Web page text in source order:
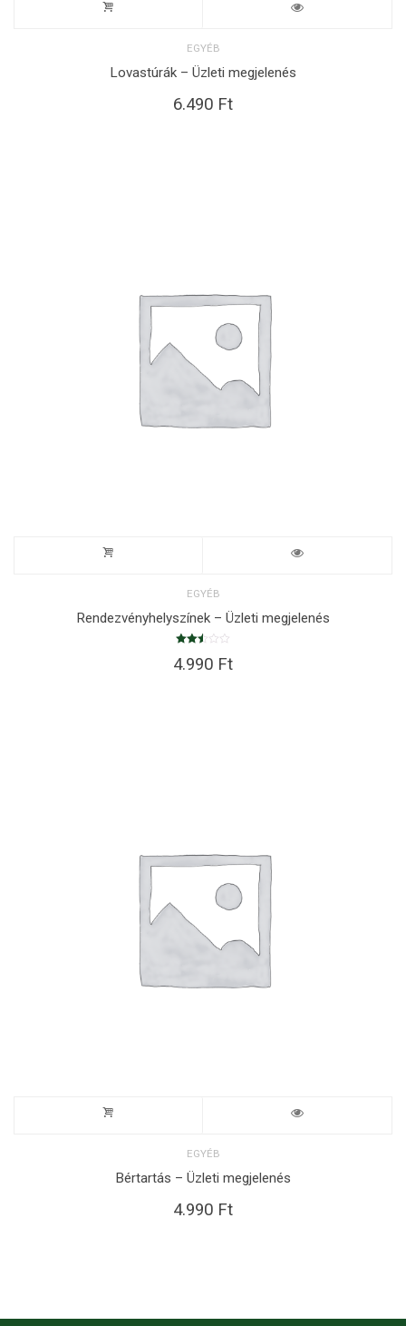
EGYÉB
Lovastúrák – Üzleti megjelenés
6.490 Ft
EGYÉB
Rendezvényhelyszínek – Üzleti megjelenés
2.51
/ 5
4.990 Ft
EGYÉB
Bértartás – Üzleti megjelenés
4.990 Ft